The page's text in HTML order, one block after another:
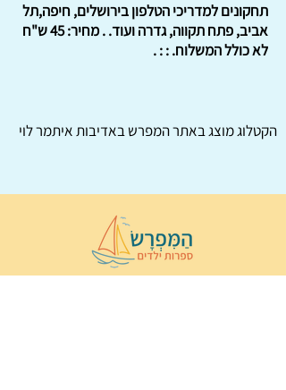
תחקונים למדריכי הטלפון בירושלים, חיפה,תל
אביב, פתח תקווה, גדרה ועוד. . מחיר: 45 ש"ח
לא כולל המשלוח. : : .
הקטלוג מוצג באתרהמפרשבאדיבות איתמר לוי